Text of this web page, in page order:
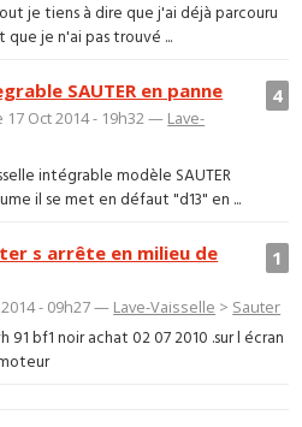
je tiens à dire que j'ai déjà parcouru
je n'ai pas trouvé ...
4
SAUTER en panne
Oct 2014 - 19h32 — Lave-
intégrable modèle SAUTER
il se met en défaut "d13" en ...
1
s arrête en milieu de
- 09h27 — Lave-Vaisselle > Sauter
91 bf1 noir achat 02 07 2010 .sur l écran